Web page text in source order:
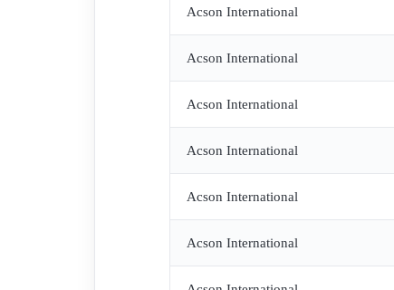
Acson International
Acson International
Acson International
Acson International
Acson International
Acson International